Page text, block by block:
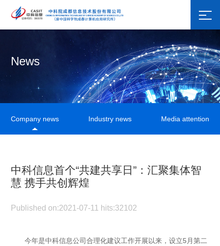
News
Company news Industry news Media attention
中科信息首个“共建共享日”：汇聚集体智
慧 携手共创辉煌
Published on:2021-07-11 hits:32102
今年是中科信息公司合理化建议工作开展以来，设立5月第二